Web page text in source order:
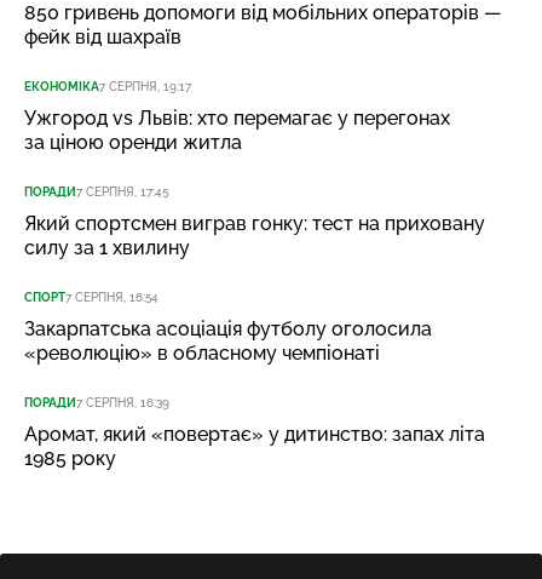
850 гривень допомоги від мобільних операторів —
фейк від шахраїв
ЕКОНОМІКА7 СЕРПНЯ, 19:17
Ужгород vs Львів: хто перемагає у перегонах
за ціною оренди житла
ПОРАДИ7 СЕРПНЯ, 17:45
Який спортсмен виграв гонку: тест на приховану
силу за 1 хвилину
СПОРТ7 СЕРПНЯ, 16:54
Закарпатська асоціація футболу оголосила
«революцію» в обласному чемпіонаті
ПОРАДИ7 СЕРПНЯ, 16:39
Аромат, який «повертає» у дитинство: запах літа
1985 року